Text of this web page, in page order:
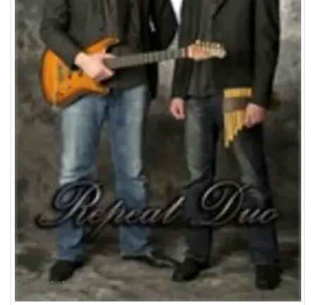
ProArtist